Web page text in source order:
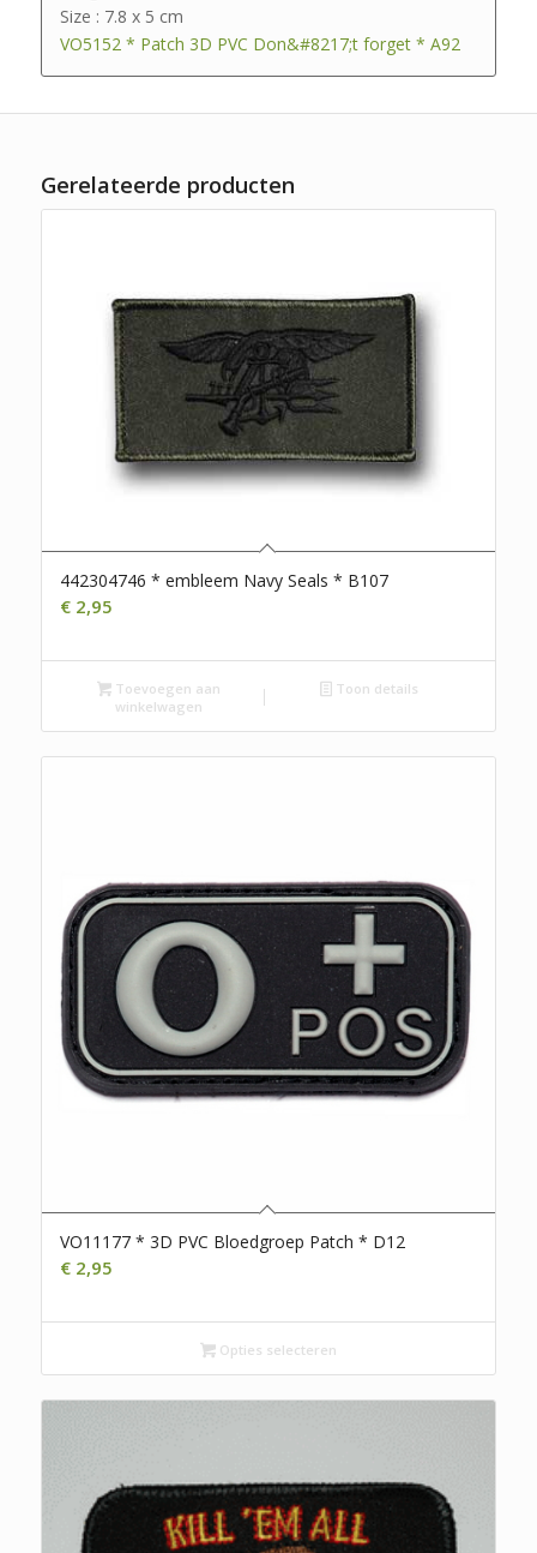
Size : 7.8 x 5 cm
VO5152 * Patch 3D PVC Don&#8217;t forget * A92
Gerelateerde producten
442304746 * embleem Navy Seals * B107
€2,95
Toevoegen aan
winkelwagen
Toon details
VO11177 * 3D PVC Bloedgroep Patch * D12
€2,95
Opties selecteren